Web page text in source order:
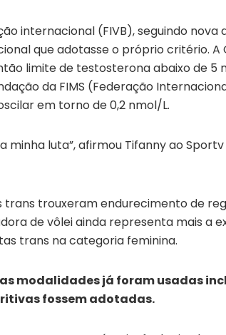
internacional (FIVB), seguindo
que adotasse o próprio critério. A
limite de testosterona abaixo de
da FIMS (Federação
em torno de 0,2 nmol/L.
minha luta”, afirmou Tifanny ao
trans trouxeram endurecimento de
de vôlei ainda representa mais a
trans na categoria feminina.
modalidades já foram usadas
fossem adotadas.